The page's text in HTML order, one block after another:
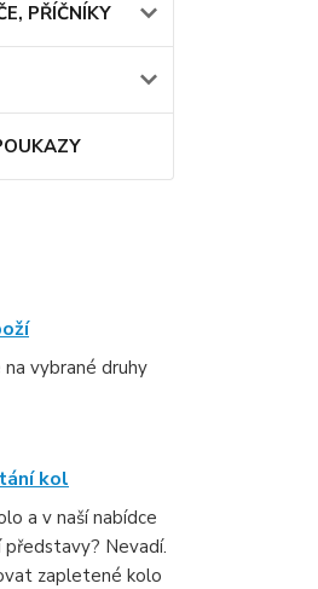
PŘÍČNÍKY
vybrané druhy
kol
a v naší nabídce
Nevadí.
zapletené kolo